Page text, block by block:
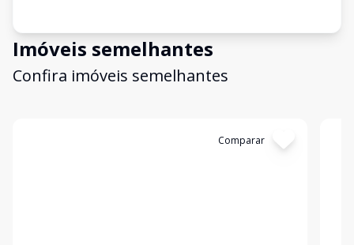
Imóveis semelhantes
Confira imóveis semelhantes
Comparar